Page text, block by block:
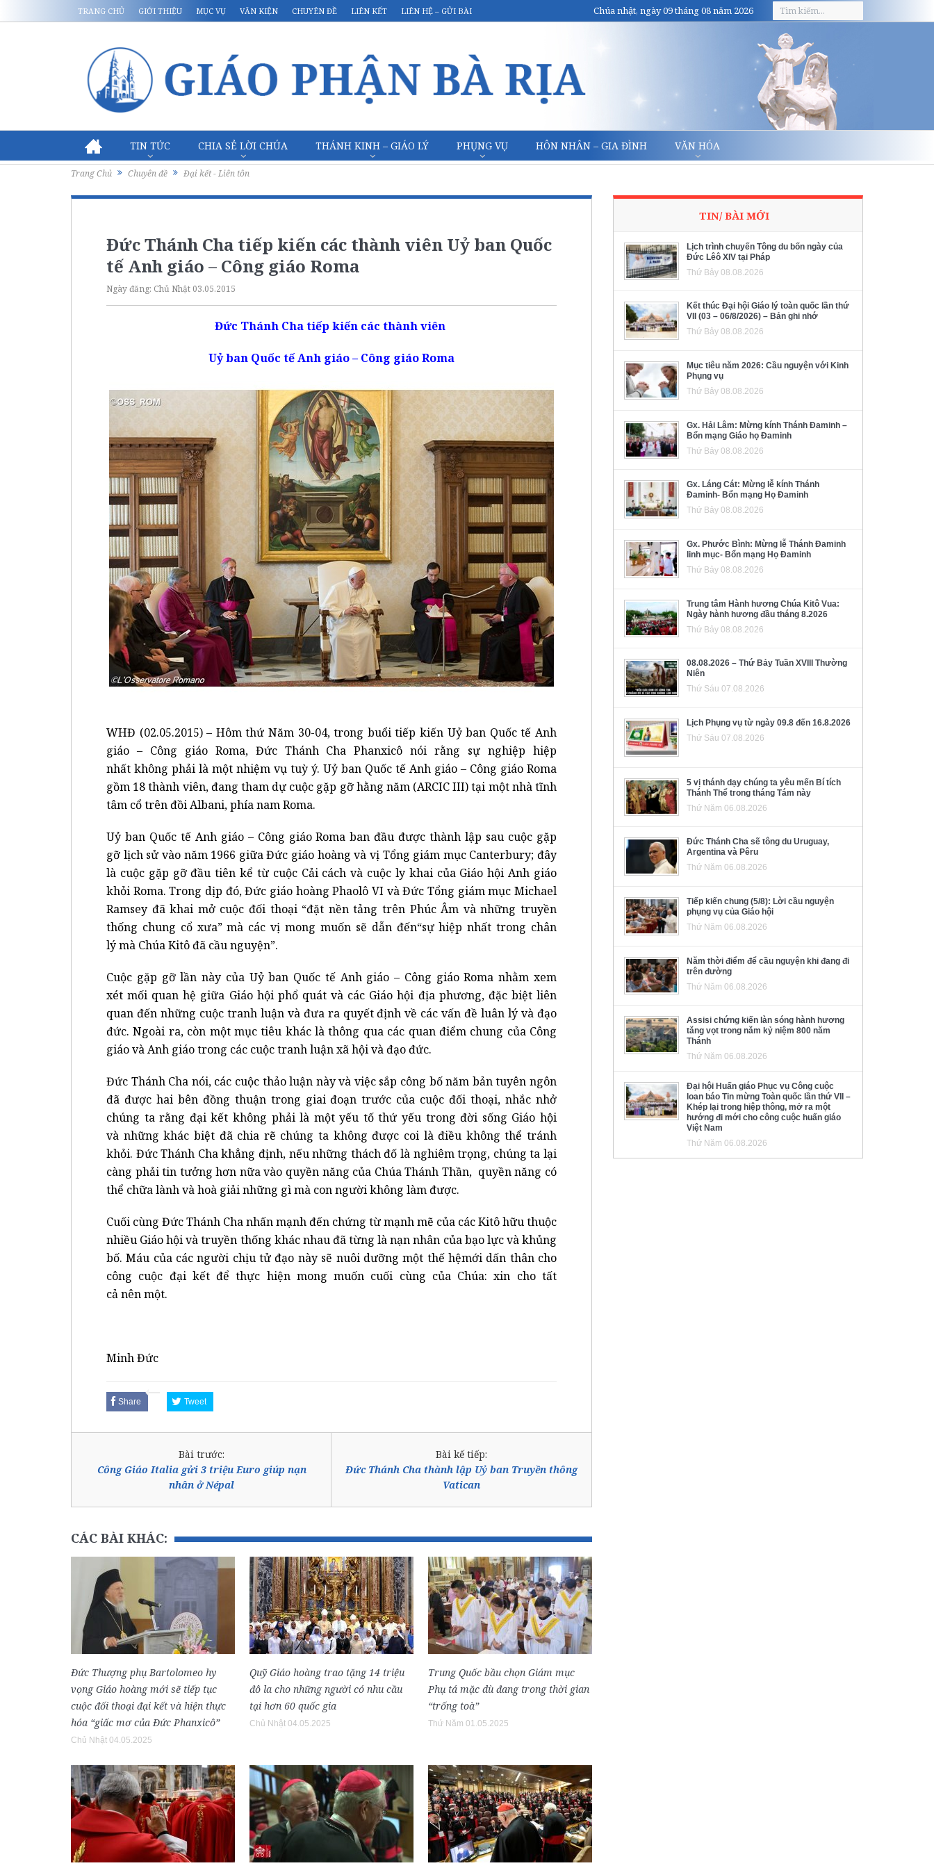
TRANG CHỦ GIỚI THIỆU MỤC VỤ VĂN KIỆN CHUYÊN ĐỀ LIÊN KẾT LIÊN HỆ – GỬI BÀI Chúa nhật, ngày 09 tháng 08 năm 2026
TIN TỨC CHIA SẺ LỜI CHÚA THÁNH KINH – GIÁO LÝ PHỤNG VỤ HÔN NHÂN – GIA ĐÌNH VĂN HÓA
Trang Chủ Chuyên đề Đại kết - Liên tôn
Đức Thánh Cha tiếp kiến các thành viên Uỷ ban Quốc
tế Anh giáo – Công giáo Roma
Ngày đăng: Chủ Nhật 03.05.2015
Đức Thánh Chatiếp kiến các thành viên
Uỷban Quốc tếAnh giáo – Công giáoRoma
WHĐ (02.05.2015) – Hôm thứ Năm 30-04, trong buổi tiếp kiến Uỷ ban Quốc tế Anh
giáo – Công giáo Roma, Đức Thánh Cha Phanxicô nói rằng sự nghiệp hiệp
nhất không phải là một nhiệm vụ tuỳ ý. Uỷ ban Quốc tế Anh giáo – Công giáo Roma
gồm 18 thành viên, đang tham dự cuộc gặp gỡ hằng năm (ARCIC III) tại một nhà tĩnh
tâm cổ trên đồi Albani, phía nam Roma.
Uỷ ban Quốc tế Anh giáo – Công giáo Roma ban đầu được thành lập sau cuộc gặp
gỡ lịch sử vào năm 1966 giữa Đức giáo hoàng và vị Tổng giám mục Canterbury; đây
là cuộc gặp gỡ đầu tiên kể từ cuộc Cải cách và cuộc ly khai của Giáo hội Anh giáo
khỏi Roma. Trong dịp đó, Đức giáo hoàng Phaolô VI và Đức Tổng giám mục Michael
Ramsey đã khai mở cuộc đối thoại “đặt nền tảng trên Phúc Âm và những truyền
thống chung cổ xưa” mà các vị mong muốn sẽ dẫn đến“sự hiệp nhất trong chân
lý mà Chúa Kitô đã cầu nguyện”.
Cuộc gặp gỡ lần này của Uỷ ban Quốc tế Anh giáo – Công giáo Roma nhằm xem
xét mối quan hệ giữa Giáo hội phổ quát và các Giáo hội địa phương, đặc biệt liên
quan đến những cuộc tranh luận và đưa ra quyết định về các vấn đề luân lý và đạo
đức. Ngoài ra, còn một mục tiêu khác là thông qua các quan điểm chung của Công
giáo và Anh giáo trong các cuộc tranh luận xã hội và đạo đức.
Đức Thánh Cha nói, các cuộc thảo luận này và việc sắp công bố năm bản tuyên ngôn
đã được hai bên đồng thuận trong giai đoạn trước của cuộc đối thoại, nhắc nhở
chúng ta rằng đại kết không phải là một yếu tố thứ yếu trong đời sống Giáo hội
và những khác biệt đã chia rẽ chúng ta không được coi là điều không thể tránh
khỏi. Đức Thánh Cha khẳng định, nếu những thách đố là nghiêm trọng, chúng ta lại
càng phải tin tưởng hơn nữa vào quyền năng của Chúa Thánh Thần, quyền năng có
thể chữa lành và hoà giải những gì mà con người không làm được.
Cuối cùng Đức Thánh Cha nhấn mạnh đến chứng từ mạnh mẽ của các Kitô hữu thuộc
nhiều Giáo hội và truyền thống khác nhau đã từng là nạn nhân của bạo lực và khủng
bố. Máu của các người chịu tử đạo này sẽ nuôi dưỡng một thế hệmới dấn thân cho
công cuộc đại kết để thực hiện mong muốn cuối cùng của Chúa: xin cho tất
cả nên một.
Minh Đức
Share Tweet
Bài trước:
Công Giáo Italia gửi 3 triệu Euro giúp nạn
nhân ở Népal
Bài kế tiếp:
Đức Thánh Cha thành lập Uỷ ban Truyền thông
Vatican
CÁC BÀI KHÁC:
Đức Thượng phụ Bartolomeo hy
vọng Giáo hoàng mới sẽ tiếp tục
cuộc đối thoại đại kết và hiện thực
hóa “giấc mơ của Đức Phanxicô”
Chủ Nhật 04.05.2025
Quỹ Giáo hoàng trao tặng 14 triệu
đô la cho những người có nhu cầu
tại hơn 60 quốc gia
Chủ Nhật 04.05.2025
Trung Quốc bầu chọn Giám mục
Phụ tá mặc dù đang trong thời gian
“trống toà”
Thứ Năm 01.05.2025
TIN/ BÀI MỚI
Lịch trình chuyến Tông du bốn ngày của
Đức Lêô XIV tại Pháp
Thứ Bảy 08.08.2026
Kết thúc Đại hội Giáo lý toàn quốc lần thứ
VII (03 – 06/8/2026) – Bản ghi nhớ
Thứ Bảy 08.08.2026
Mục tiêu năm 2026: Cầu nguyện với Kinh
Phụng vụ
Thứ Bảy 08.08.2026
Gx. Hải Lâm: Mừng kính Thánh Đaminh –
Bổn mạng Giáo họ Đaminh
Thứ Bảy 08.08.2026
Gx. Láng Cát: Mừng lễ kính Thánh
Đaminh- Bổn mạng Họ Đaminh
Thứ Bảy 08.08.2026
Gx. Phước Bình: Mừng lễ Thánh Đaminh
linh mục- Bổn mạng Họ Đaminh
Thứ Bảy 08.08.2026
Trung tâm Hành hương Chúa Kitô Vua:
Ngày hành hương đầu tháng 8.2026
Thứ Bảy 08.08.2026
08.08.2026 – Thứ Bảy Tuần XVIII Thường
Niên
Thứ Sáu 07.08.2026
Lịch Phụng vụ từ ngày 09.8 đến 16.8.2026
Thứ Sáu 07.08.2026
5 vị thánh dạy chúng ta yêu mến Bí tích
Thánh Thể trong tháng Tám này
Thứ Năm 06.08.2026
Đức Thánh Cha sẽ tông du Uruguay,
Argentina và Pêru
Thứ Năm 06.08.2026
Tiếp kiến chung (5/8): Lời cầu nguyện
phụng vụ của Giáo hội
Thứ Năm 06.08.2026
Năm thời điểm để cầu nguyện khi đang đi
trên đường
Thứ Năm 06.08.2026
Assisi chứng kiến làn sóng hành hương
tăng vọt trong năm kỷ niệm 800 năm
Thánh
Thứ Năm 06.08.2026
Đại hội Huấn giáo Phục vụ Công cuộc
loan báo Tin mừng Toàn quốc lần thứ VII –
Khép lại trong hiệp thông, mở ra một
hướng đi mới cho công cuộc huấn giáo
Việt Nam
Thứ Năm 06.08.2026